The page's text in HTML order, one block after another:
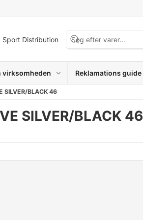
Sport Distribution
virksomheden Reklamations guide
SILVER/BLACK 46
SILVER/BLACK 46